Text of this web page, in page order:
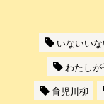
いないい
わたし
育児川柳